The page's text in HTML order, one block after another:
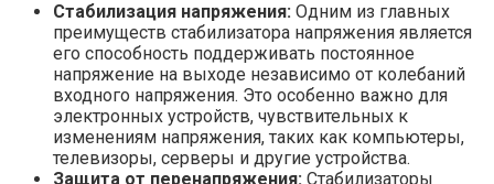
Стабилизация напряжения: Одним из главных
преимуществ стабилизатора напряжения является
его способность поддерживать постоянное
напряжение на выходе независимо от колебаний
входного напряжения. Это особенно важно для
электронных устройств, чувствительных к
изменениям напряжения, таких как компьютеры,
телевизоры, серверы и другие устройства.
Защита от перенапряжения: Стабилизаторы